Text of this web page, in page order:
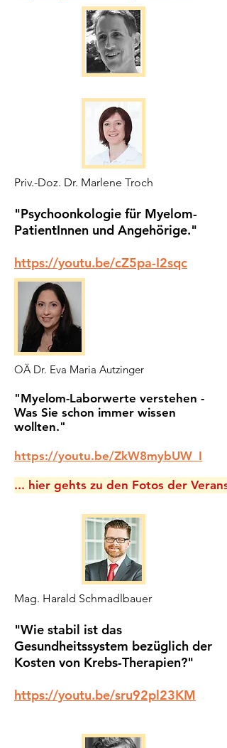
Priv.-Doz. Dr. Marlene Troch
"Psychoonkologie für Myelom-
PatientInnen und Angehörige."
https://youtu.be/cZ5pa-I2sqc
OÄ Dr. Eva Maria Autzinger
"Myelom-Laborwerte verstehen -
Was Sie schon immer wissen
wollten."
https://youtu.be/ZkW8mybUW_I
... hier gehts zu den Fotos der
Mag. Harald Schmadlbauer
"Wie stabil ist das
Gesundheitssystem bezüglich der
Kosten von Krebs-Therapien?"
https://youtu.be/sru92pl23KM